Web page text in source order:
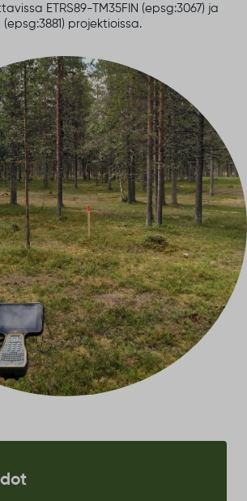
ETRS89-TM35FIN (epsg:3067) ja
(epsg:3881) projektioissa.